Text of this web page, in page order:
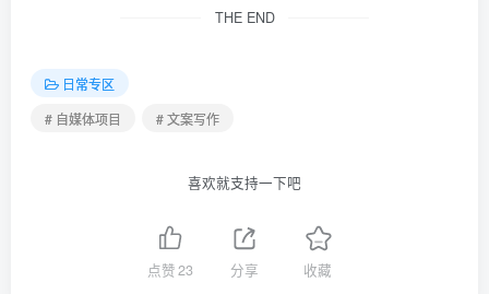
THE END
日常专区
# 自媒体项目
# 文案写作
喜欢就支持一下吧
点赞23 分享 收藏